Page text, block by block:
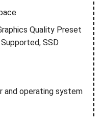
Quality Preset
SSD
and operating system